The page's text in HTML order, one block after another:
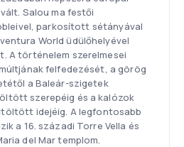
Salou ma festői
parkosított sétányával
World üdülőhelyével
A történelem szerelmesei
felfedezését, a görög
a Baleár-szigetek
szerepéig és a kalózok
idejéig. A legfontosabb
a 16. századi Torre Vella és
del Mar templom.